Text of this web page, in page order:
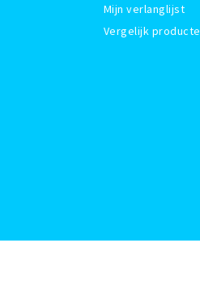
Mijn verlanglijst
Vergelijk